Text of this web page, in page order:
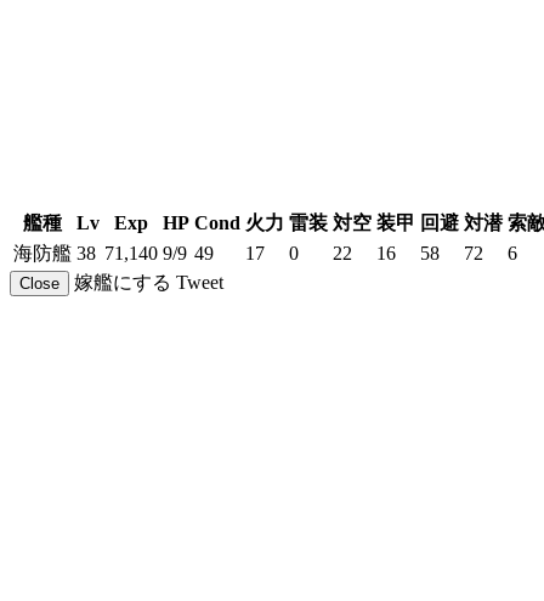
艦種 Lv Exp HP Cond 火力 雷装 対空 装甲 回避 対潜 索
海防艦 38 71,140 9/9 49 17 0 22 16 58 72 6
Close 嫁艦にする Tweet